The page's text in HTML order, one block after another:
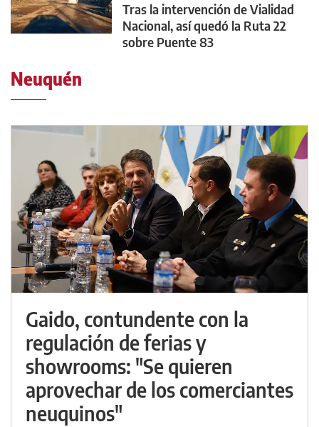
Tras la intervención de Vialidad
Nacional, así quedó la Ruta 22
sobre Puente 83
Neuquén
Gaido, contundente con la
regulación de ferias y
showrooms: "Se quieren
aprovechar de los comerciantes
neuquinos"